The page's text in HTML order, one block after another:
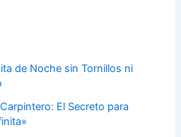
de Noche sin Tornillos ni
El Secreto para